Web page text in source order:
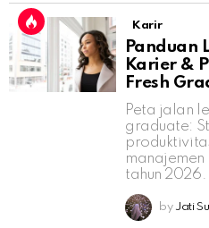
Karir
Panduan
Karier &
Fresh
Peta jalan
graduate:
tahun 2026.
by Jati